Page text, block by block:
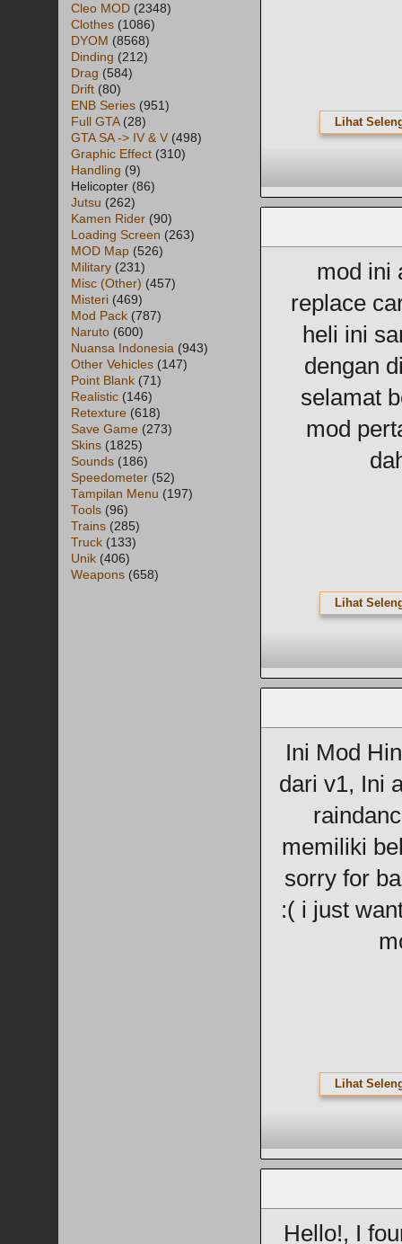
Lihat
mod ini
replace
heli ini
dengan
selamat
mod
Lihat
Ini Mod
dari v1, Ini
memiliki
sorry for
:( i just
Lihat
Hello!, I
Cleo MOD (2348)
Clothes (1086)
DYOM (8568)
Dinding (212)
Drag (584)
Drift (80)
ENB Series (951)
Full GTA (28)
GTA SA -> IV & V (498)
Graphic Effect (310)
Handling (9)
Helicopter (86)
Jutsu (262)
Kamen Rider (90)
Loading Screen (263)
MOD Map (526)
Military (231)
Misc (Other) (457)
Misteri (469)
Mod Pack (787)
Naruto (600)
Nuansa Indonesia (943)
Other Vehicles (147)
Point Blank (71)
Realistic (146)
Retexture (618)
Save Game (273)
Skins (1825)
Sounds (186)
Speedometer (52)
Tampilan Menu (197)
Tools (96)
Trains (285)
Truck (133)
Unik (406)
Weapons (658)